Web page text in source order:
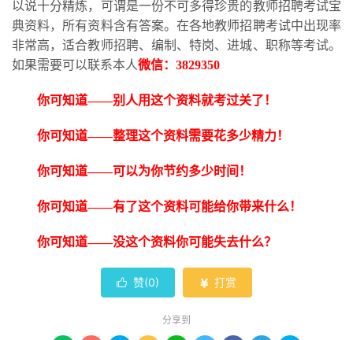
以说十分精炼，可谓是一份不可多得珍贵的教师招聘考试宝
典资料，所有资料含有答案。在各地教师招聘考试中出现率
非常高，适合教师招聘、编制、特岗、进城、职称等考试。
如果需要可以联系本人微信： 3829350
你可知道——别人用这个资料就考过关了！
你可知道——整理这个资料需要花多少精力！
你可知道——可以为你节约多少时间！
你可知道——有了这个资料可能给你带来什么！
你可知道——没这个资料你可能失去什么？
 赞(0)  打赏
分享到